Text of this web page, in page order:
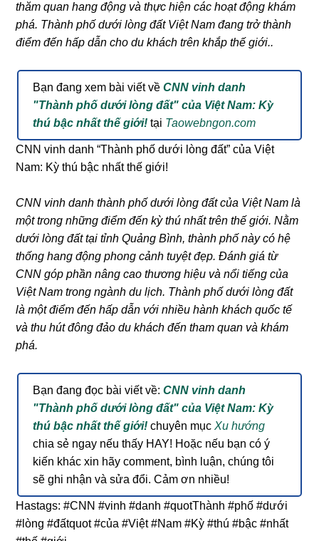
thăm quan hang động và thực hiện các hoạt động khám
phá. Thành phố dưới lòng đất Việt Nam đang trở thành
điểm đến hấp dẫn cho du khách trên khắp thế giới..
Bạn đang xem bài viết vềCNN vinh danh
"Thành phố dưới lòng đất" của Việt Nam: Kỳ
thú bậc nhất thế giới! tại Taowebngon.com
CNN vinh danh “Thành phố dưới lòng đất” của Việt
Nam: Kỳ thú bậc nhất thế giới!
CNN vinh danh thành phố dưới lòng đất của Việt Nam là
một trong những điểm đến kỳ thú nhất trên thế giới. Nằm
dưới lòng đất tại tỉnh Quảng Bình, thành phố này có hệ
thống hang động phong cảnh tuyệt đẹp. Đánh giá từ
CNN góp phần nâng cao thương hiệu và nổi tiếng của
Việt Nam trong ngành du lịch. Thành phố dưới lòng đất
là một điểm đến hấp dẫn với nhiều hành khách quốc tế
và thu hút đông đảo du khách đến tham quan và khám
phá.
Bạn đang đọc bài viết về:CNN vinh danh
"Thành phố dưới lòng đất" của Việt Nam: Kỳ
thú bậc nhất thế giới! chuyên mụcXu hướng
chia sẻ ngay nếu thấy HAY! Hoặc nếu bạn có ý
kiến khác xin hãy comment, bình luận, chúng tôi
sẽ ghi nhận và sửa đổi. Cảm ơn nhiều!
Hastags: #CNN #vinh #danh #quotThành #phố #dưới
#lòng #đấtquot #của #Việt #Nam #Kỳ #thú #bậc #nhất